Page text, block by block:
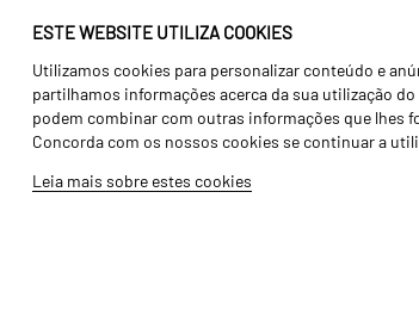
ESTE WEBSITE UTILIZA COOKIES
Utilizamos cookies para personalizar conteúdo e
partilhamos informações acerca da sua utilização
podem combinar com outras informações que lhes
Concorda com os nossos cookies se continuar a
Leia mais sobre estes cookies
Identidade
História
Fábrica / Produção
Recursos Humanos
Gama